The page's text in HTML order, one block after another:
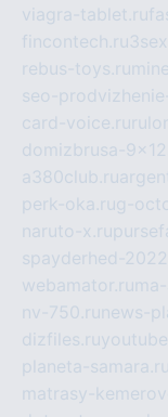
viagra-tablet.ru
fincontech.ru
rebus-toys.ru
seo-
card-voice.ru
domizbrusa-
a380club.ru
perk-oka.rug-
naruto-x.ru
spayderhed-
webamator.ru
nv-750.ru news-
dizfiles.ru
planeta-samara.ru
matrasy-